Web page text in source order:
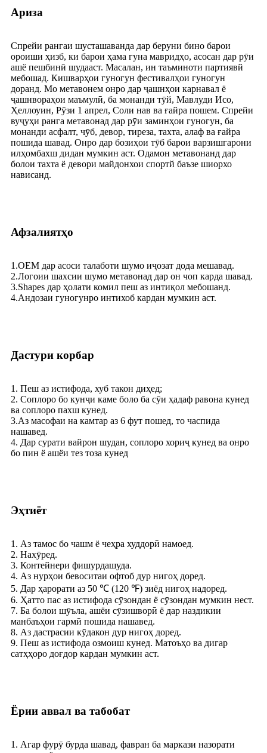
Ариза
Спрейи рангаи шусташаванда дар беруни бино барои
ороиши ҳизб, ки барои ҳама гуна мавридҳо, асосан дар рӯи
ашё пешбинӣ шудааст. Масалан, ин таъминоти партиявй
мебошад. Кишварҳои гуногун фестивалҳои гуногун
доранд. Мо метавонем онро дар ҷашнҳои карнавал ё
ҷашнвораҳои маъмулӣ, ба монанди тӯй, Мавлуди Исо,
Ҳеллоуин, Рӯзи 1 апрел, Соли нав ва ғайра пошем. Спрейи
вуҷуҳи ранга метавонад дар рӯи заминҳои гуногун, ба
монанди асфалт, чӯб, девор, тиреза, тахта, алаф ва ғайра
пошида шавад. Онро дар бозиҳои тӯб барои варзишгарони
илҳомбахш дидан мумкин аст. Одамон метавонанд дар
болои тахта ё девори майдонхои спортй баъзе шиорхо
нависанд.
Афзалиятҳо
1.OEM дар асоси талаботи шумо иҷозат дода мешавад.
2.Логоии шахсии шумо метавонад дар он чоп карда шавад.
3.Shapes дар ҳолати комил пеш аз интиқол мебошанд.
4.Андозаи гуногунро интихоб кардан мумкин аст.
Дастури корбар
1. Пеш аз истифода, хуб такон диҳед;
2. Соплоро бо кунҷи каме боло ба сӯи ҳадаф равона кунед
ва соплоро пахш кунед.
3.Аз масофаи на камтар аз 6 фут пошед, то часпида
нашавед.
4. Дар сурати вайрон шудан, соплоро хориҷ кунед ва онро
бо пин ё ашёи тез тоза кунед
Эҳтиёт
1. Аз тамос бо чашм ё чеҳра худдорӣ намоед.
2. Нахӯред.
3. Контейнери фишурдашуда.
4. Аз нурҳои бевоситаи офтоб дур нигоҳ доред.
5. Дар ҳарорати аз 50 ℃ (120 ℉) зиёд нигоҳ надоред.
6. Ҳатто пас аз истифода сӯзондан ё сӯзондан мумкин нест.
7. Ба болои шӯъла, ашёи сӯзишворӣ ё дар наздикии
манбаъҳои гармӣ пошида нашавед.
8. Аз дастрасии кӯдакон дур нигоҳ доред.
9. Пеш аз истифода озмоиш кунед. Матоъҳо ва дигар
сатҳҳоро доғдор кардан мумкин аст.
Ёрии аввал ва табобат
1. Агар фурӯ бурда шавад, фавран ба маркази назорати